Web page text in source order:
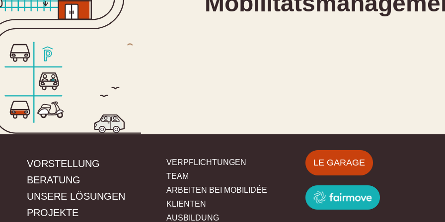
VORSTELLUNG
BERATUNG
UNSERE LÖSUNGEN
PROJEKTE
VERPFLICHTUNGEN
TEAM
ARBEITEN BEI MOBILIDÉE
KLIENTEN
AUSBILDUNG
LE GARAGE